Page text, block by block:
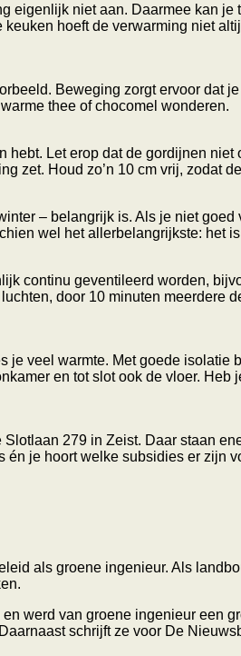
niet aan. Daarmee kan
hoeft de verwarming niet
Beweging zorgt ervoor dat
thee of chocomel wonderen.
Let erop dat de gordijnen
zet. Houd zo’n 10 cm vrij, zodat
– belangrijk is. Als je niet
wel het allerbelangrijkste: het
continu geventileerd worden,
door 10 minuten meerdere
je veel warmte. Met goede
en tot slot ook de vloer.
279 in Zeist. Daar staan
je hoort welke subsidies er zijn
als groene ingenieur. Als
werd van groene ingenieur een
schrijft ze voor De